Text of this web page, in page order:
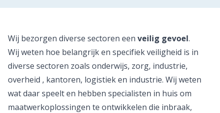
Wij bezorgen diverse sectoren een veilig gevoel.
Wij weten hoe belangrijk en specifiek veiligheid is in
diverse sectoren zoals onderwijs, zorg, industrie,
overheid , kantoren, logistiek en industrie. Wij weten
wat daar speelt en hebben specialisten in huis om
maatwerkoplossingen te ontwikkelen die inbraak,